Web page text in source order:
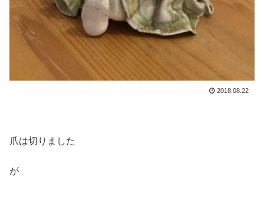
2018.08.22
爪は切りました
が